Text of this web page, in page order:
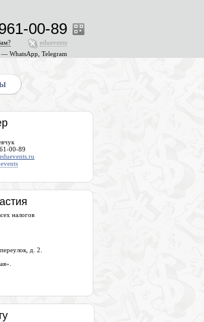
WhatsApp, Telegram
eduevents
00-89
00-89
налогов
д. 2.